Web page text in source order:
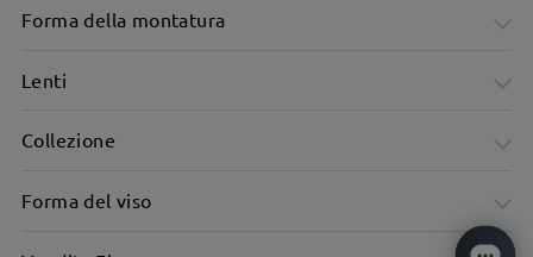
Forma della montatura
Lenti
Collezione
Forma del viso